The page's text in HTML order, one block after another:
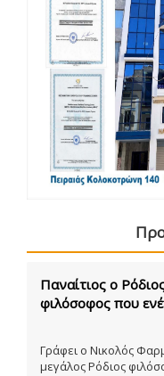
Παναίτιος ο
φιλόσοφος που
Γράφει ο Νικολός
μεγάλος Ρόδιος